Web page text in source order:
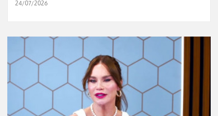
24/07/2026